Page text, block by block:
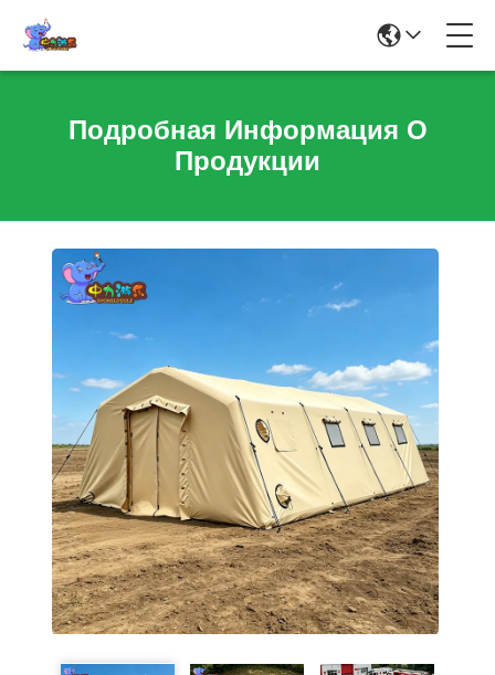
Подробная Информация О
Продукции